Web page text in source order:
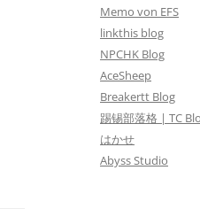
Memo von EFS
linkthis blog
NPCHK Blog
AceSheep
Breakertt Blog
踢锡部落格 | TC
はかせ
Abyss Studio